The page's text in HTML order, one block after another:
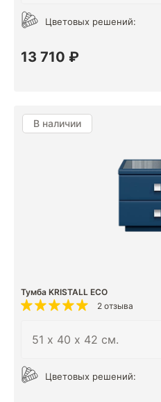
Цветовых решений:
13 710 ₽
В наличии
Тумба KRISTALL ECO
2 отзыва
Цветовых решений: